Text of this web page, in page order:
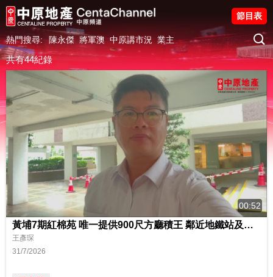
熱門搜尋: 陳永傑 將軍澳 中原講市況 業主
節目表
共有44紀錄
00:52
黃埔7期紅棉苑 唯一提供900尺方廳積王 鄰近地鐵站及巴士總站
王彥琛
31/7/2026